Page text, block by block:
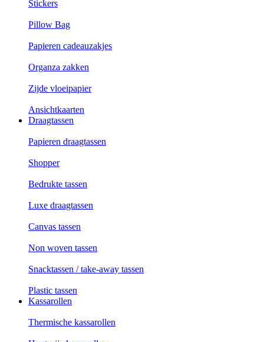
Stickers
Pillow Bag
Papieren cadeauzakjes
Organza zakken
Zijde vloeipapier
Ansichtkaarten
Draagtassen
Papieren draagtassen
Shopper
Bedrukte tassen
Luxe draagtassen
Canvas tassen
Non woven tassen
Snacktassen / take-away tassen
Plastic tassen
Kassarollen
Thermische kassarollen